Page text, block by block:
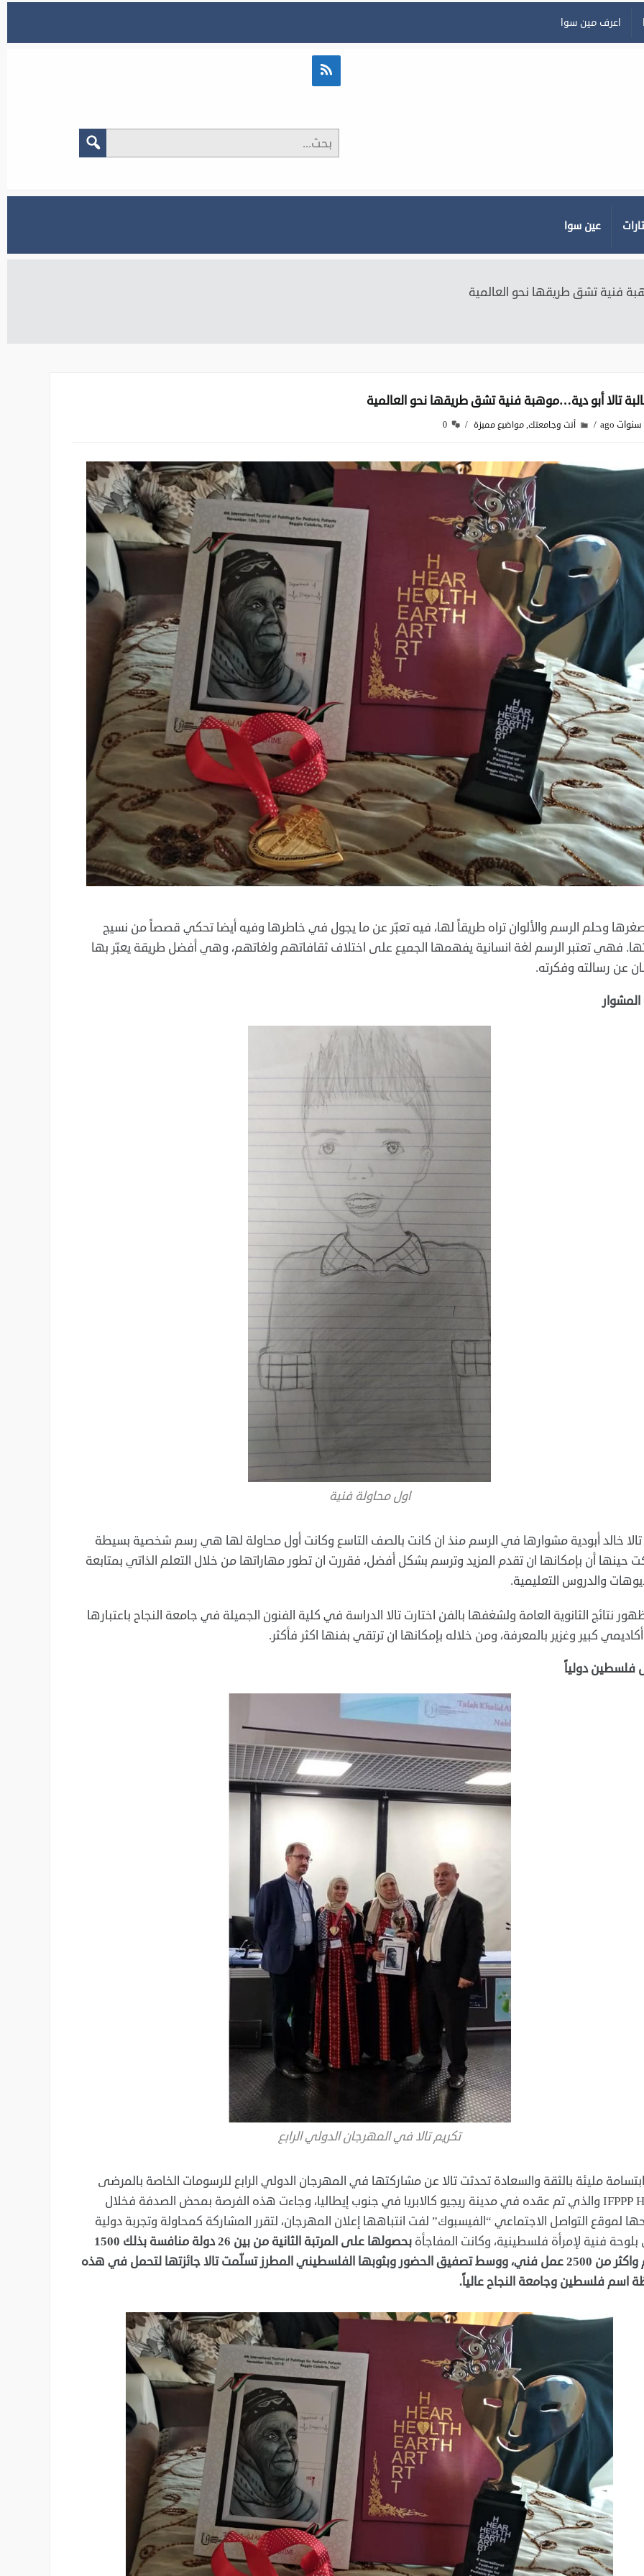
اعرف مين سوا
عين سوا
فنية تشق طريقها نحو العالمية
تالا أبو دية…موهبة فنية تشق طريقها نحو العالمية
أنت وجامعتك,مواضيع مميزة 0
وحلم الرسم والألوان تراه طريقاً لها، فيه تعبّر عن ما يجول في خاطرها وفيه أيضا تحكي قصصاً من نسيج
فهي تعتبر الرسم لغة انسانية يفهمها الجميع على اختلاف ثقافاتهم ولغاتهم، وهي أفضل طريقة يعبّر بها
عن رسالته وفكرته.
المشوار
اول محاولة فنية
تالا خالد أبودية مشوارها في الرسم منذ ان كانت بالصف التاسع وكانت أول محاولة لها هي رسم شخصية بسيطة
حينها أن بإمكانها ان تقدم المزيد وترسم بشكل أفضل، فقررت ان تطور مهاراتها من خلال التعلم الذاتي بمتابعة
والدروس التعليمية.
نتائج الثانوية العامة ولشغفها بالفن اختارت تالا الدراسة في كلية الفنون الجميلة في جامعة النجاح باعتبارها
كبير وغزير بالمعرفة، ومن خلاله بإمكانها ان ترتقي بفنها اكثر فأكثر.
فلسطين دولياً
تكريم تالا في المهرجان الدولي الرابع
مليئة بالثقة والسعادة تحدثت تالا عن مشاركتها في المهرجان الدولي الرابع للرسومات الخاصة بالمرضى
IFPPP Heart والذي تم عقده في مدينة ريجيو كالابريا في جنوب إيطاليا، وجاءت هذه الفرصة بمحض الصدفة فخلال
لموقع التواصل الاجتماعي “الفيسبوك” لفت انتباهها إعلان المهرجان، لتقرر المشاركة كمحاولة وتجربة دولية
فنية لإمرأة فلسطينية، وكانت المفاجأة
بحصولها على المرتبة الثانية من بين 26 دولة منافسة بذلك 1500
رسام واكثر من 2500 عمل فني، ووسط تصفيق الحضور وبثوبها الفلسطيني المطرز تسلّمت تالا جائزتها لتحمل في هذه
اسم فلسطين وجامعة النجاح عالياً.